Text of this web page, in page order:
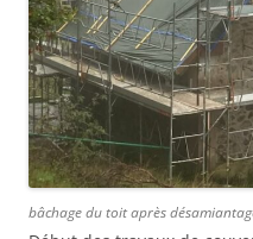
bâchage du toit après